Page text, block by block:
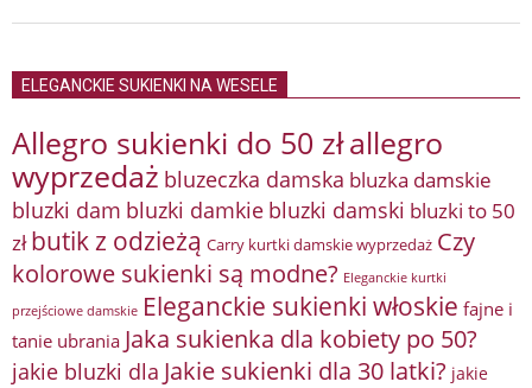
ELEGANCKIE SUKIENKI NA WESELE
Allegro sukienki do 50 złallegro
wyprzedaż bluzeczka damska bluzka damskie
bluzki dam bluzki damkie bluzki damski bluzki to 50
zł butik z odzieżą Carry kurtki damskie wyprzedaż Czy
kolorowe sukienki są modne? Eleganckie kurtki
przejściowe damskie Eleganckie sukienki włoskie fajne i
tanie ubrania Jaka sukienka dla kobiety po 50?
jakie bluzki dla Jakie sukienki dla 30 latki? jakie